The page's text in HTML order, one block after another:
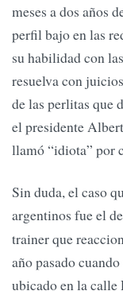
meses a dos años
perfil bajo en las
su habilidad con
resuelva con
de las perlitas que
el presidente
llamó “idiota” por
Sin duda, el caso
argentinos fue el de
trainer que
año pasado
ubicado en la calle